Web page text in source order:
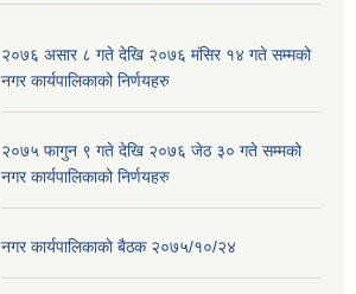
२०७६ असार ८ गते देखि २०७६ मंसिर १४ गते सम्मको
नगर कार्यपालिकाको निर्णयहरु
२०७५ फागुन ९ गते देखि २०७६ जेठ ३० गते सम्मको
नगर कार्यपालिकाको निर्णयहरु
नगर कार्यपालिकाकाे बैठक २०७५/१०/२४